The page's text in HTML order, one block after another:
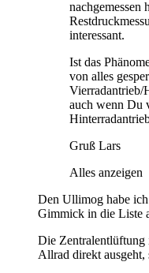
nachgemessen
interessant.
Ist das
von alles
Vierradantrieb/
auch wenn Du
Gruß Lars
Alles anzeigen
Den Ullimog habe
Gimmick in die Liste
Die Zentralentlüftung
Allrad direkt ausgeht,